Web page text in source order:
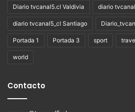
Diario tvcanal5.cl Valdivia diario
diario tvcanal5_cl Santiago
Portada 1 Portada 3 sport
world
Contacto